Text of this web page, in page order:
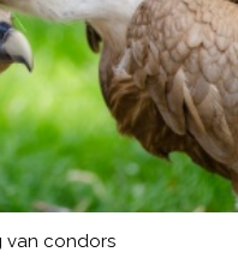
van condors